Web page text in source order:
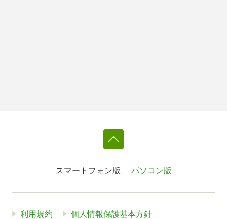
スマートフォン版 パソコン版
利用規約 個人情報保護基本方針